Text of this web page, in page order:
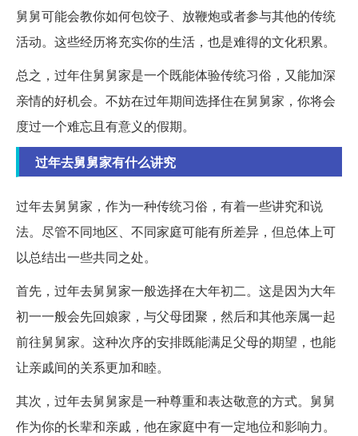
舅舅可能会教你如何包饺子、放鞭炮或者参与其他的传统
活动。这些经历将充实你的生活，也是难得的文化积累。
总之，过年住舅舅家是一个既能体验传统习俗，又能加深
亲情的好机会。不妨在过年期间选择住在舅舅家，你将会
度过一个难忘且有意义的假期。
过年去舅舅家有什么讲究
过年去舅舅家，作为一种传统习俗，有着一些讲究和说
法。尽管不同地区、不同家庭可能有所差异，但总体上可
以总结出一些共同之处。
首先，过年去舅舅家一般选择在大年初二。这是因为大年
初一一般会先回娘家，与父母团聚，然后和其他亲属一起
前往舅舅家。这种次序的安排既能满足父母的期望，也能
让亲戚间的关系更加和睦。
其次，过年去舅舅家是一种尊重和表达敬意的方式。舅舅
作为你的长辈和亲戚，他在家庭中有一定地位和影响力。